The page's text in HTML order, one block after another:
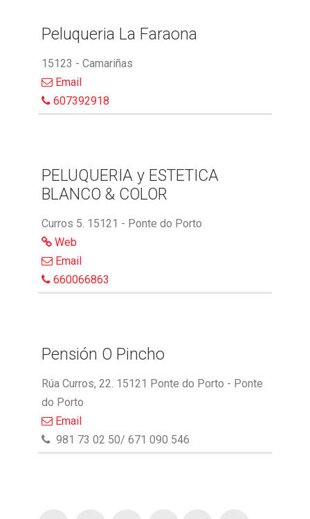
Peluqueria La Faraona
15123 - Camariñas
Email
607392918
PELUQUERIA y ESTETICA
BLANCO & COLOR
Curros 5. 15121 - Ponte do Porto
Web
Email
660066863
Pensión O Pincho
Rúa Curros, 22. 15121 Ponte do Porto - Ponte
do Porto
Email
981 73 02 50/ 671 090 546